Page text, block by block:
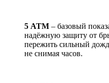
5 АТМ – базовый
надёжную защиту от
пережить сильный
не снимая часов.